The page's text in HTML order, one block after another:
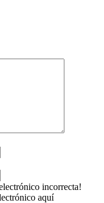
incorrecta!
aquí